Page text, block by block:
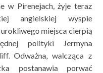
w Pirenejach, żyje teraz
angielskiej wyspie
miejsca cierpią
polityki Jermyna
Odważna, walcząca z
postanawia porwać